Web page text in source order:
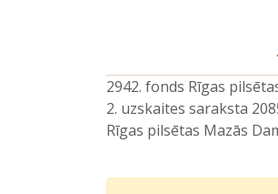
2942. fonds Rīgas
2. uzskaites saraksta
Rīgas pilsētas Mazās